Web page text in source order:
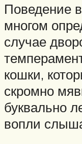
Поведение
многом
случае
кошки,
скромно
буквально
вопли